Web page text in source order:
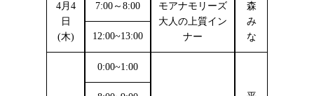
4月4
日
(木)
7:00～8:00
モアナモリーズ
大人の上質イン
ナー
森
み
な
12:00~13:00
0:00~1:00